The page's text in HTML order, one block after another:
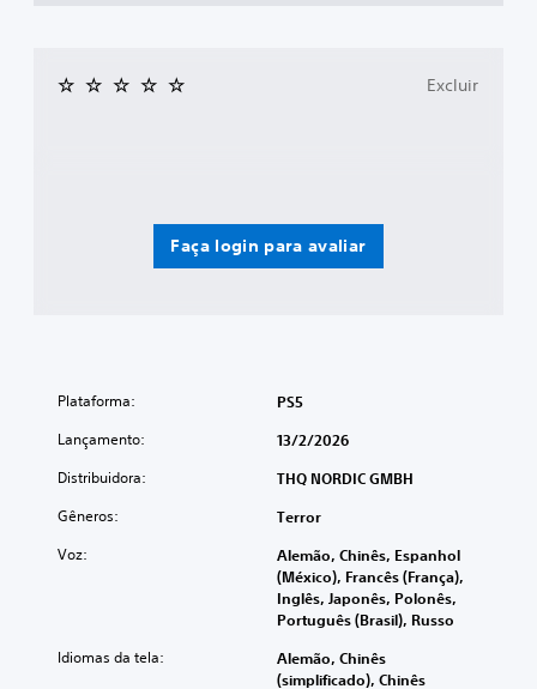
Faça login para avaliar
Excluir
Plataforma: PS5
Lançamento: 13/2/2026
Distribuidora: THQ NORDIC GMBH
Gêneros: Terror
Voz:
Alemão, Chinês, Espanhol
(México), Francês (França),
Inglês, Japonês, Polonês,
Português (Brasil), Russo
Idiomas da tela:
Alemão, Chinês
(simplificado), Chinês